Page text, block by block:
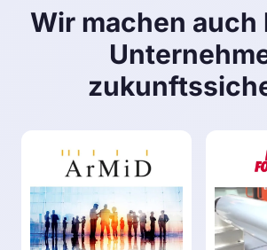
Wir machen auch
ARMID
Klaus F. Jaenecke
Bestehende
Erfolgsfaktoren der von